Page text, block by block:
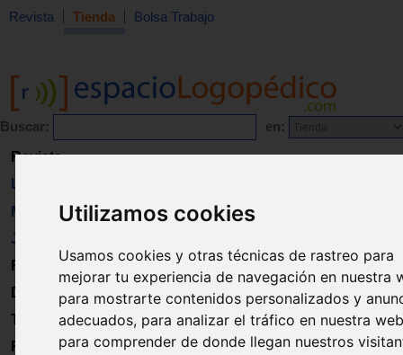
Utilizamos cookies
Usamos cookies y otras técnicas de rastreo para
mejorar tu experiencia de navegación en nuestra
para mostrarte contenidos personalizados y
adecuados, para analizar el tráfico en nuestra
para comprender de donde llegan nuestros
Revista Tienda Bolsa Trabajo
Buscar: en:
Revista
Libros
Material
Juguetes
Formación
Directorio
Trabajo
Registro